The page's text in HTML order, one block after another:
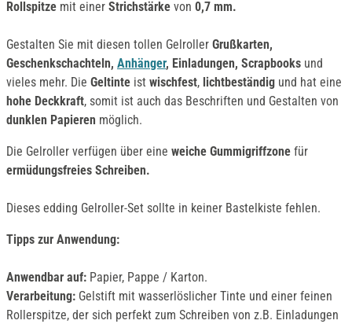
Rollspitze mit einer Strichstärke von 0,7 mm.
Gestalten Sie mit diesen tollen Gelroller Grußkarten,
Geschenkschachteln, Anhänger, Einladungen, Scrapbooks und
vieles mehr. Die Geltinte ist wischfest, lichtbeständig und hat eine
hohe Deckkraft, somit ist auch das Beschriften und Gestalten von
dunklen Papieren möglich.
Die Gelroller verfügen über eine weiche Gummigriffzone für
ermüdungsfreies Schreiben.
Dieses edding Gelroller-Set sollte in keiner Bastelkiste fehlen.
Tipps zur Anwendung:
Anwendbar auf: Papier, Pappe / Karton.
Verarbeitung: Gelstift mit wasserlöslicher Tinte und einer feinen
Rollerspitze, der sich perfekt zum Schreiben von z.B. Einladungen